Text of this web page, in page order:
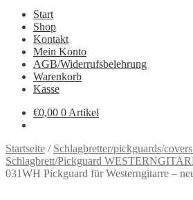
Start
Shop
Kontakt
Mein Konto
AGB/Widerrufsbelehrung
Warenkorb
Kasse
€0,00 0 Artikel
Startseite / Schlagbretter/pickguards/
Schlagbrett/Pickguard
031WH Pickguard für Westerngitarre –